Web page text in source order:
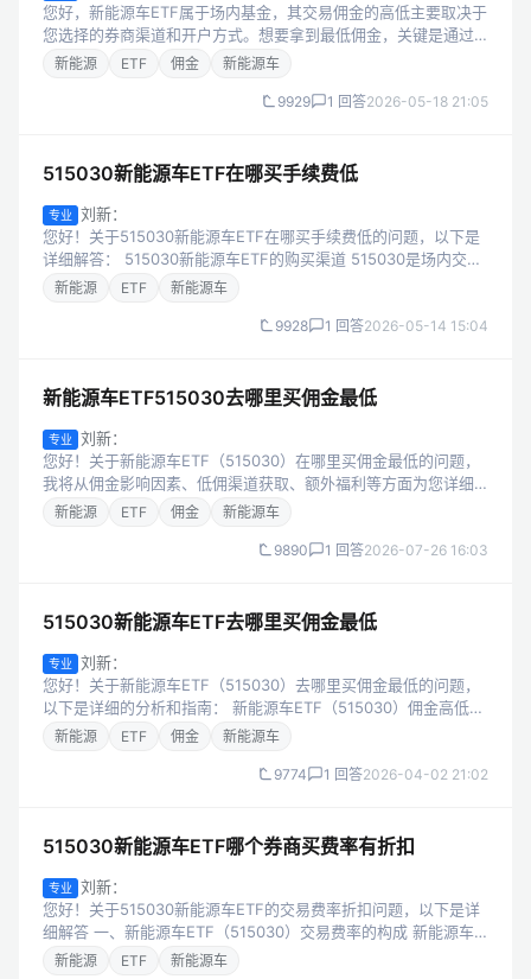
您好，新能源车ETF属于场内基金，其交易佣金的高低主要取决于
您选择的券商渠道和开户方式。想要拿到最低佣金，关键是通过
正规的专属优惠渠道对接头部券商，同时确认佣金费率的细节。
新能源 ETF 佣金 新能源车
9929 1 回答2026-05-18 21:05
515030新能源车ETF在哪买手续费低
专业
刘新：
您好！关于515030新能源车ETF在哪买手续费低的问题，以下是
详细解答： 515030新能源车ETF的购买渠道 515030是场内交易
型开放式指数基金（ETF），只能通过券商的股票账户或场内基金
新能源 ETF 新能源车
9928 1 回答2026-05-14 15:04
新能源车ETF515030去哪里买佣金最低
专业
刘新：
您好！关于新能源车ETF（515030）在哪里买佣金最低的问题，
我将从佣金影响因素、低佣渠道获取、额外福利等方面为您详细
解答。 一、新能源车ETF（515030）佣金的核心影响因素 要找
新能源 ETF 佣金 新能源车
9890 1 回答2026-07-26 16:03
515030新能源车ETF去哪里买佣金最低
专业
刘新：
您好！关于新能源车ETF（515030）去哪里买佣金最低的问题，
以下是详细的分析和指南： 新能源车ETF（515030）佣金高低的
核心影响因素 要找到515030的最低佣金购买渠道，需先明确影响
新能源 ETF 佣金 新能源车
9774 1 回答2026-04-02 21:02
515030新能源车ETF哪个券商买费率有折扣
专业
刘新：
您好！关于515030新能源车ETF的交易费率折扣问题，以下是详
细解答 一、新能源车ETF（515030）交易费率的构成 新能源车
ETF属于场内基金，交易费率主要由两部分组成： 券商佣金：由
新能源 ETF 新能源车